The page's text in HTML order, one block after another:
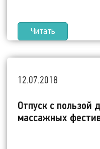
Читать
12.07.2018
Отпуск с пользой
массажных